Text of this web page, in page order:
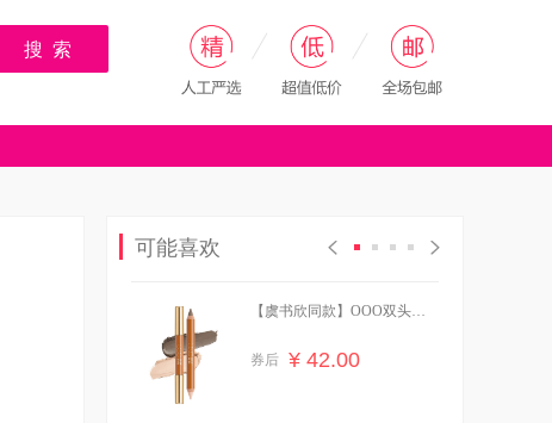
搜 索
可能喜欢
【虞书欣同款】OOO双头修
券后 ¥ 42.00